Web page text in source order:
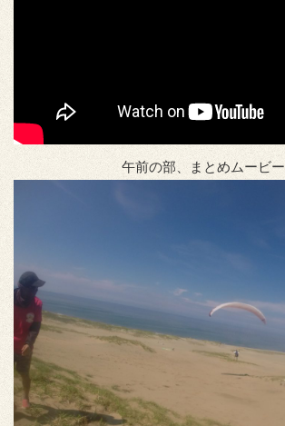
午前の部、まとめムービー